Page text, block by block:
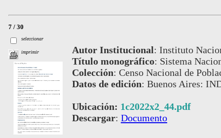
7 / 30
seleccionar
imprimir Autor Institucional: Instituto
Título monográfico: Sistema
Colección: Censo Nacional de
Datos de edición: Buenos Aires:
Ubicación: 1c2022x2_44.pdf
Descargar: Documento